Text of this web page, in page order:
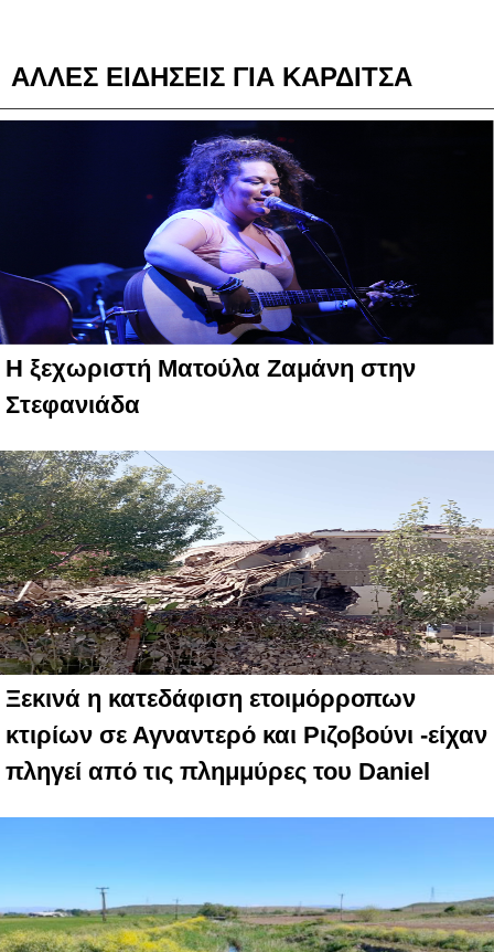
ΑΛΛΕΣ ΕΙΔΗΣΕΙΣ ΓΙΑ ΚΑΡΔΙΤΣΑ
Η ξεχωριστή Ματούλα Ζαμάνη στην
Στεφανιάδα
Ξεκινά η κατεδάφιση ετοιμόρροπων
κτιρίων σε Αγναντερό και Ριζοβούνι -είχαν
πληγεί από τις πλημμύρες του Daniel